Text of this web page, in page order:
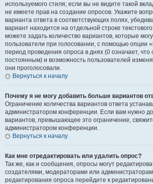
используемого стиля; если вы не видите такой
не имеете прав на создание опросов. Укажите
варианта ответа в соответствующих полях,
вариант находится на отдельной строке
можете задать количество вариантов, которые
пользователи при голосовании, с помощью опции
период проведения опроса в днях (0 означает, что
постоянным) и возможность пользователей
они проголосовали.
Вернуться к началу
Почему я не могу добавить больше вариантов
Ограничение количества вариантов ответа
администратором конференции. Если вам нужно
вариантов, превышающее это ограничение,
администратором конференции.
Вернуться к началу
Как мне отредактировать или удалить опрос?
Так же, как и сообщения, опросы могут
создателями, модераторами или
редактирования опроса перейдите к